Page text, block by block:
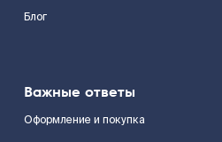
Блог
Важные ответы
Оформление и покупка